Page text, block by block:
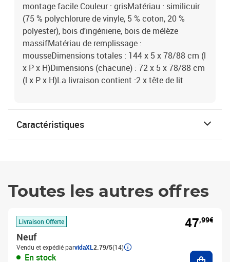
montage facile.Couleur : grisMatériau : similicuir
(75 % polychlorure de vinyle, 5 % coton, 20 %
polyester), bois d'ingénierie, bois de mélèze
massifMatériau de remplissage :
mousseDimensions totales : 144 x 5 x 78/88 cm (l
x P x H)Dimensions (chacune) : 72 x 5 x 78/88 cm
(l x P x H)La livraison contient :2 x tête de lit
Caractéristiques
Toutes les autres offres
Livraison Offerte
Neuf
Vendu et expédié parvidaXL 2.79/5(14)
En stock
47,99€